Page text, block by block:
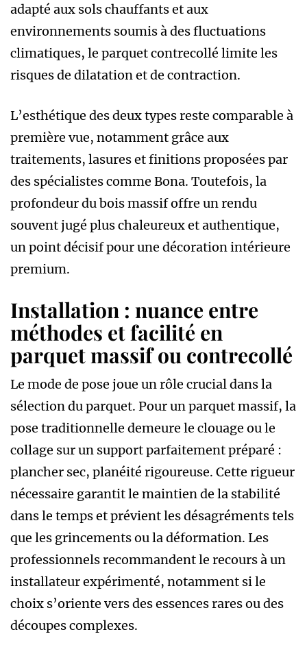
adapté aux sols chauffants et aux
environnements soumis à des fluctuations
climatiques, le parquet contrecollé limite les
risques de dilatation et de contraction.
L’esthétique des deux types reste comparable à
première vue, notamment grâce aux
traitements, lasures et finitions proposées par
des spécialistes comme Bona. Toutefois, la
profondeur du bois massif offre un rendu
souvent jugé plus chaleureux et authentique,
un point décisif pour une décoration intérieure
premium.
Installation : nuance entre
méthodes et facilité en
parquet massif ou contrecollé
Le mode de pose joue un rôle crucial dans la
sélection du parquet. Pour un parquet massif, la
pose traditionnelle demeure le clouage ou le
collage sur un support parfaitement préparé :
plancher sec, planéité rigoureuse. Cette rigueur
nécessaire garantit le maintien de la stabilité
dans le temps et prévient les désagréments tels
que les grincements ou la déformation. Les
professionnels recommandent le recours à un
installateur expérimenté, notamment si le
choix s’oriente vers des essences rares ou des
découpes complexes.